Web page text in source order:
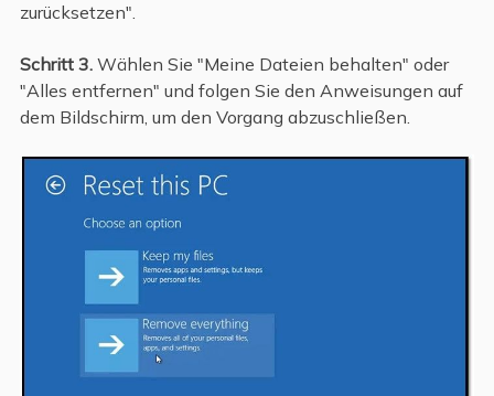
zurücksetzen".
Schritt 3.Wählen Sie "Meine Dateien behalten" oder
"Alles entfernen" und folgen Sie den Anweisungen auf
dem Bildschirm, um den Vorgang abzuschließen.